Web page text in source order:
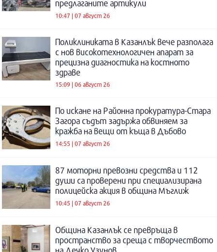
предлаганите артикули
10:47 | 07 август 26
Поликлиниката в Казанлък вече разполага
с нов високотехнологичен апарат за
прецизна диагностика на костното
здраве
15:09 | 06 август 26
По искане на Районна прокуратура-Стара
Загора съдът задържа обвиняем за
кражба на вещи от къща в Дъбово
14:55 | 07 август 26
87 моторни превозни средства и 112
души са проверени при специализирана
полицейска акция в община Мъглиж
10:45 | 07 август 26
Община Казанлък се превръща в
пространство за среща с творчеството